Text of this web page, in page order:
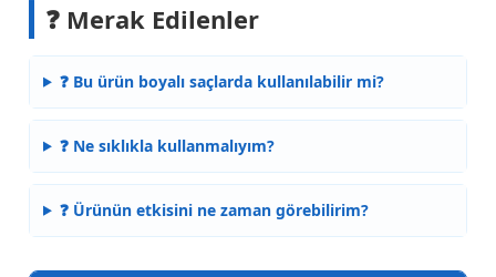
❓ Merak Edilenler
❓ Bu ürün boyalı saçlarda kullanılabilir mi?
❓ Ne sıklıkla kullanmalıyım?
❓ Ürünün etkisini ne zaman görebilirim?